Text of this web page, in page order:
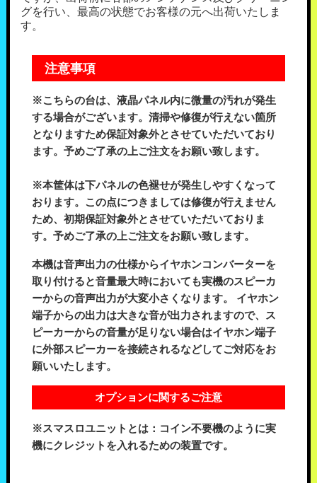
グを行い、最高の状態でお客様の元へ出荷いたしま
す。
注意事項
※こちらの台は、液晶パネル内に微量の汚れが発生
する場合がございます。清掃や修復が行えない箇所
となりますため保証対象外とさせていただいており
ます。予めご了承の上ご注文をお願い致します。
※本筐体は下パネルの色褪せが発生しやすくなって
おります。この点につきましては修復が行えません
ため、初期保証対象外とさせていただいておりま
す。予めご了承の上ご注文をお願い致します。
本機は音声出力の仕様からイヤホンコンバーターを
取り付けると音量最大時においても実機のスピーカ
ーからの音声出力が大変小さくなります。 イヤホン
端子からの出力は大きな音が出力されますので、ス
ピーカーからの音量が足りない場合はイヤホン端子
に外部スピーカーを接続されるなどしてご対応をお
願いいたします。
オプションに関するご注意
※スマスロユニットとは：コイン不要機のように実
機にクレジットを入れるための装置です。